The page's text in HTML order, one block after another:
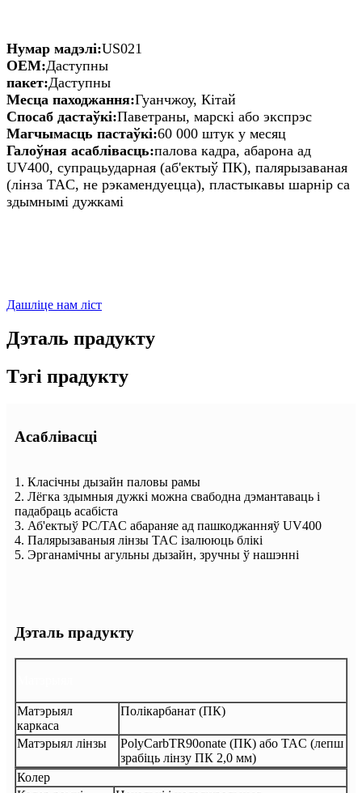
Нумар мадэлі:US021
OEM:Даступны
пакет:Даступны
Месца паходжання:Гуанчжоу, Кітай
Спосаб дастаўкі:Паветраны, марскі або экспрэс
Магчымасць пастаўкі:60 000 штук у месяц
Галоўная асаблівасць:палова кадра, абарона ад
UV400, супрацьударная (аб'ектыў ПК), палярызаваная
(лінза TAC, не рэкамендуецца), пластыкавы шарнір са
здымнымі дужкамі
Дашліце нам ліст
Дэталь прадукту
Тэгі прадукту
Асаблівасці
1. Класічны дызайн паловы рамы
2. Лёгка здымныя дужкі можна свабодна дэмантаваць і
падабраць асабіста
3. Аб'ектыў PC/TAC абараняе ад пашкоджанняў UV400
4. Палярызаваныя лінзы TAC ізалююць блікі
5. Эрганамічны агульны дызайн, зручны ў нашэнні
Дэталь прадукту
Матэрыял
каркаса
Полікарбанат (ПК)
Матэрыял лінзы
PolyCarbTR90onate (ПК) або TAC (лепш
зрабіць лінзу ПК 2,0 мм)
Колер